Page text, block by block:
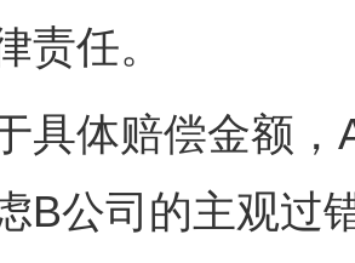
责任。
体赔偿金额，A
B公司的主观过